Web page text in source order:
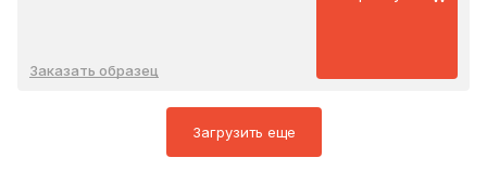
Заказать образец
Загрузить еще